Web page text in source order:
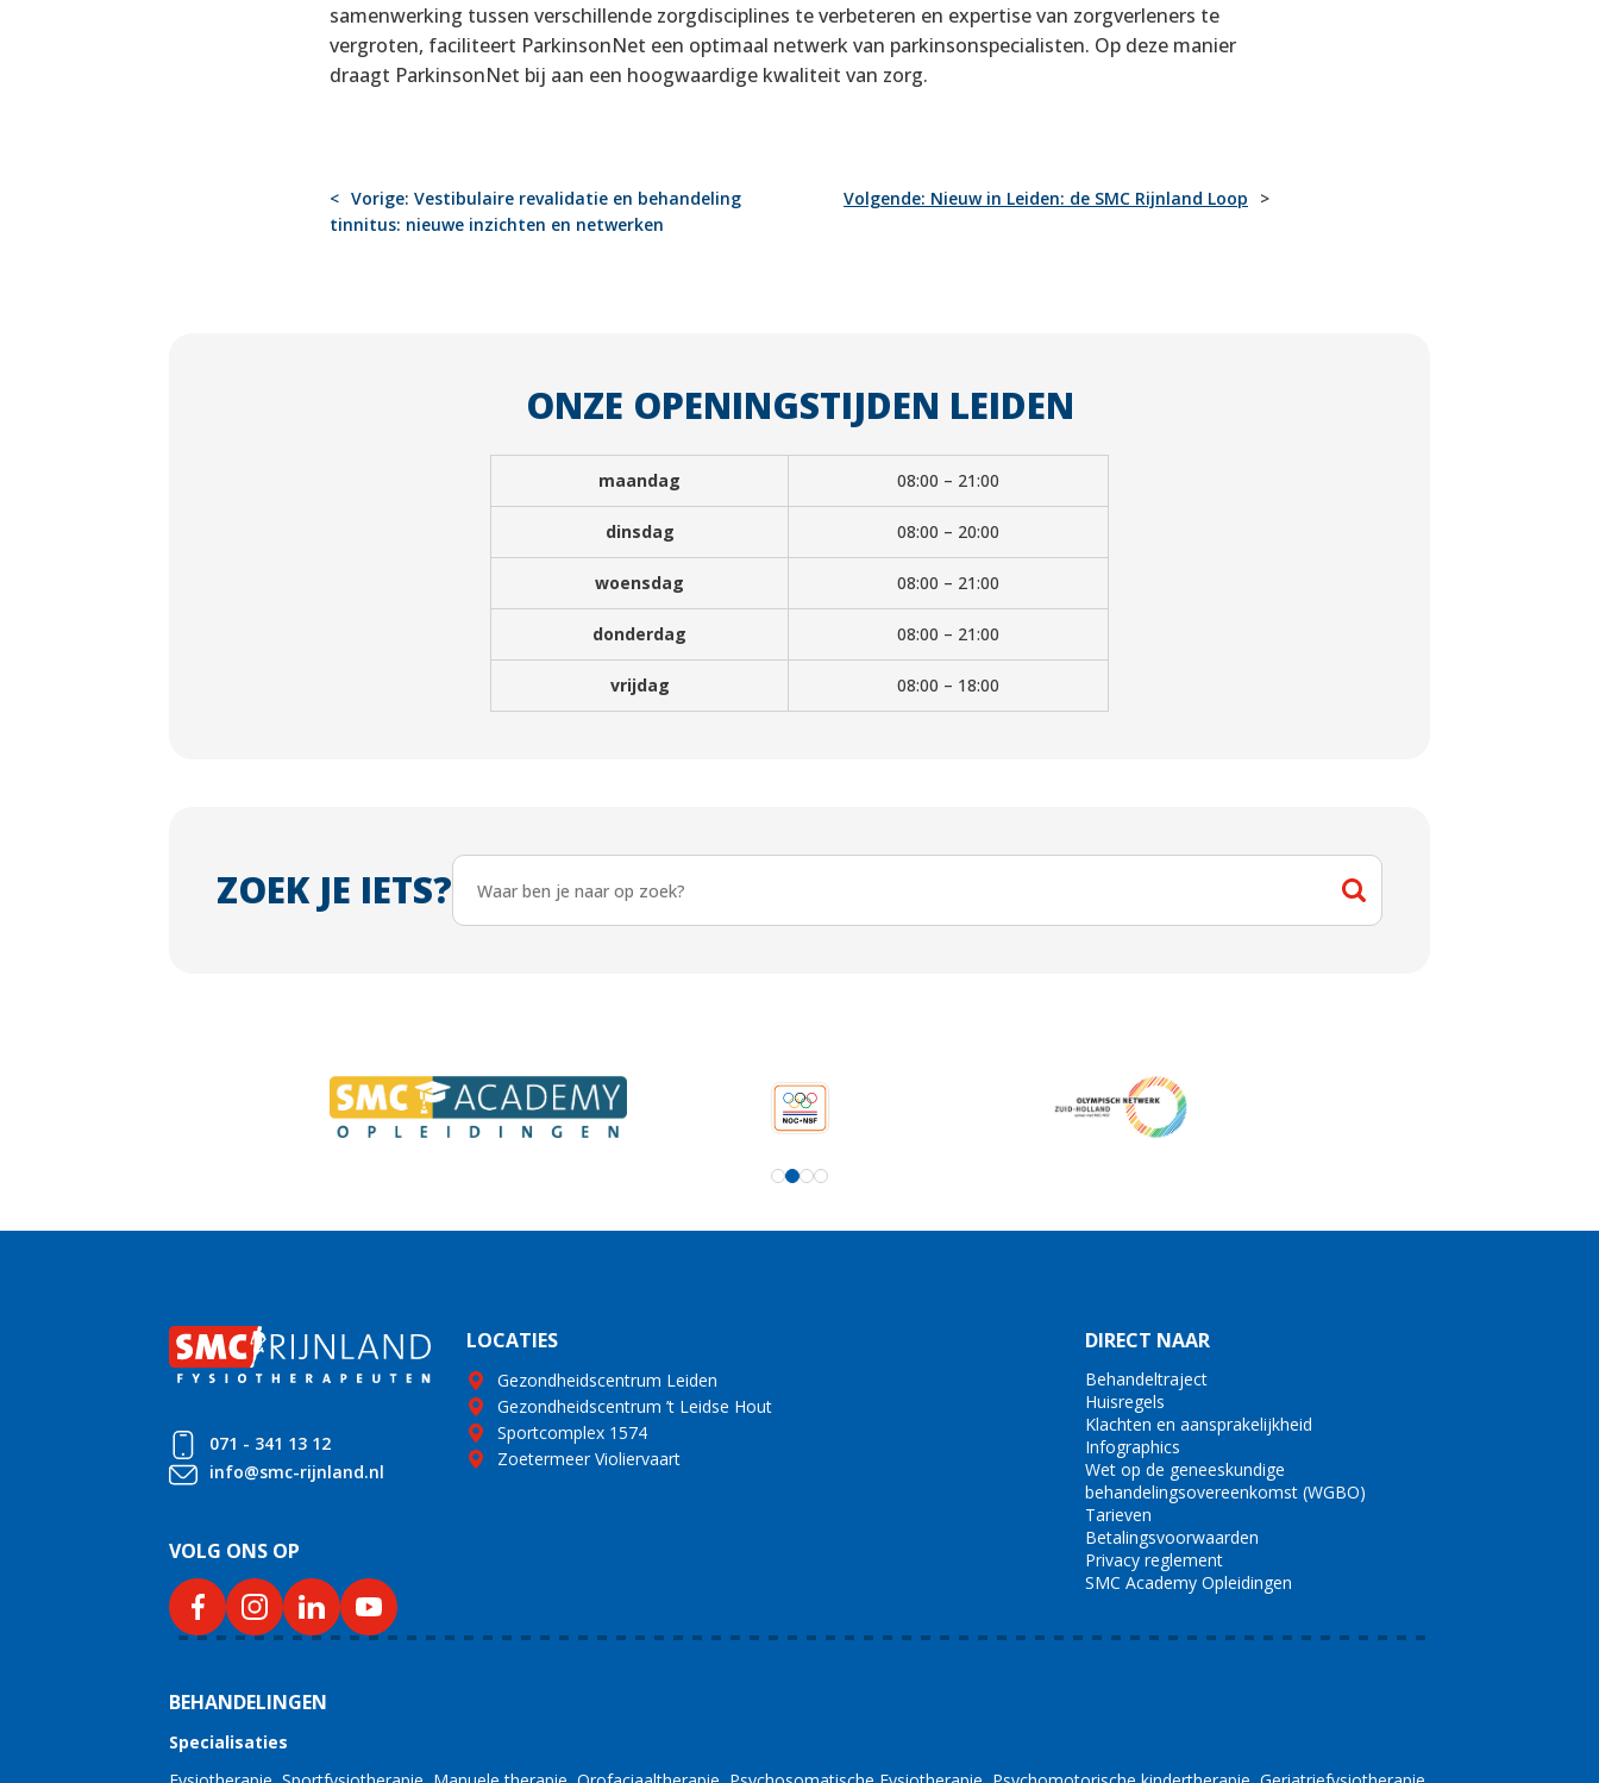
samenwerking tussen verschillende zorgdisciplines te verbeteren en expertise van zorgverleners te
vergroten, faciliteert ParkinsonNet een optimaal netwerk van parkinsonspecialisten. Op deze manier
draagt ParkinsonNet bij aan een hoogwaardige kwaliteit van zorg.
BERICHT
Vorige: Vestibulaire revalidatie en behandeling
tinnitus: nieuwe inzichten en netwerken
Volgende: Nieuw in Leiden: de SMC Rijnland Loop
ONZE OPENINGSTIJDEN LEIDEN
maandag 08:00 – 21:00
dinsdag 08:00 – 20:00
woensdag 08:00 – 21:00
donderdag 08:00 – 21:00
vrijdag 08:00 – 18:00
ZOEK JE IETS?
071 - 341 13 12
info@smc-rijnland.nl
VOLG ONS OP
LOCATIES
Gezondheidscentrum Leiden
Gezondheidscentrum ’t Leidse Hout
Sportcomplex 1574
Zoetermeer Violiervaart
DIRECT NAAR
Behandeltraject
Huisregels
Klachten en aansprakelijkheid
Infographics
Wet op de geneeskundige
behandelingsovereenkomst (WGBO)
Tarieven
Betalingsvoorwaarden
Privacy reglement
SMC Academy Opleidingen
BEHANDELINGEN
Specialisaties